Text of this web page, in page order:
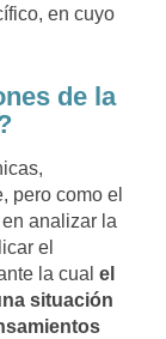
en cuyo
de la
pero como el
analizar la
el
la cual el
situación